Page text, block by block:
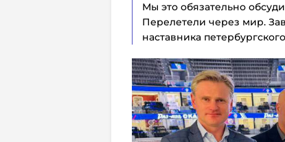
Мы это обязательно
Перелетели через мир.
наставника